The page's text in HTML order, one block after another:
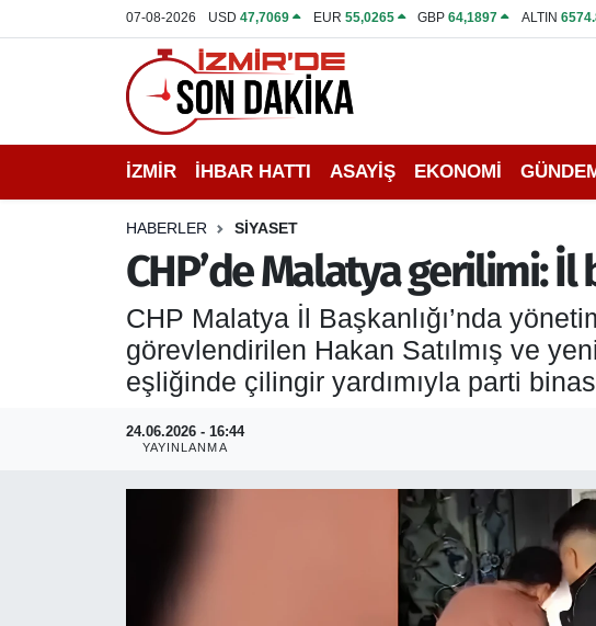
07-08-2026 USD47,7069 EUR 55,0265 GBP64,1897 ALTIN
İZMİR İHBAR HATTI ASAYİŞ EKONOMİ
HABERLER SİYASET
CHP’de Malatya gerilimi:
CHP Malatya İl Başkanlığı’nda
görevlendirilen Hakan Satılmış ve
eşliğinde çilingir yardımıyla parti
24.06.2026 - 16:44
YAYINLANMA
İHBAR HATTI
DEPREM
EKONOMİ
SİYASET
İzmir Nöbetçi Eczaneler
İzmir Hava Durumu
İzmir Namaz Vakitleri
İzmir Trafik Yoğunluk Haritası
Puan Durumu ve Fikstür
Tüm Manşetler